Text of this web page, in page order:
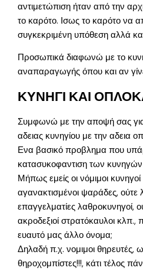
αντιμετώπιση ήταν από την
το καρότο. Ισως το καρότο να
συγκεκριμένη υπόθεση αλλά
Προσωπικά διαφωνώ με το
αναπαραγωγής όπου και αν
ΚΥΝΗΓΙ ΚΑΙ
Συμφωνώ με την αποψή σας
αδειας κυνηγίου με την αδεια
Ενα βασικό προβλημα που
κατασυκοφαντιση των κυνηγών
Μήπως εμείς οι νόμιμοι
αγανακτισμένοι ψαράδες, ούτε
επαγγελματίες λαθροκυνηγοί,
ακροδεξιοί στρατόκαυλοι κλπ.,
ευαυτό μας άλλο όνομα;
Δηλαδή π.χ. νομιμοι θηρευτές,
θηροχομπίστες!!!, κάτι τέλος